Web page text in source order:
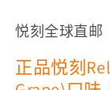
口
中
开
媒
悦刻全球直邮
正品悦刻